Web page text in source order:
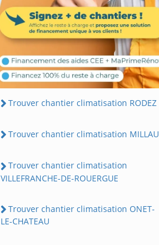
Trouver chantier climatisation RODEZ
Trouver chantier climatisation MILLAU
Trouver chantier climatisation
VILLEFRANCHE-DE-ROUERGUE
Trouver chantier climatisation ONET-
LE-CHATEAU